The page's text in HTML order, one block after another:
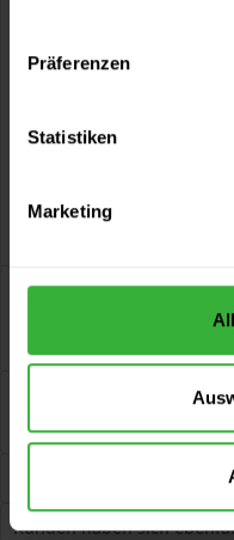
Präferenzen
Statistiken
Marketing
Kostenloser Versand ab
Beschreibung
Uni-Plus-Lackierpinsel,
Lackierpinsel mit Besatz
Jetzt Bewertungen zum
Kunden haben sich